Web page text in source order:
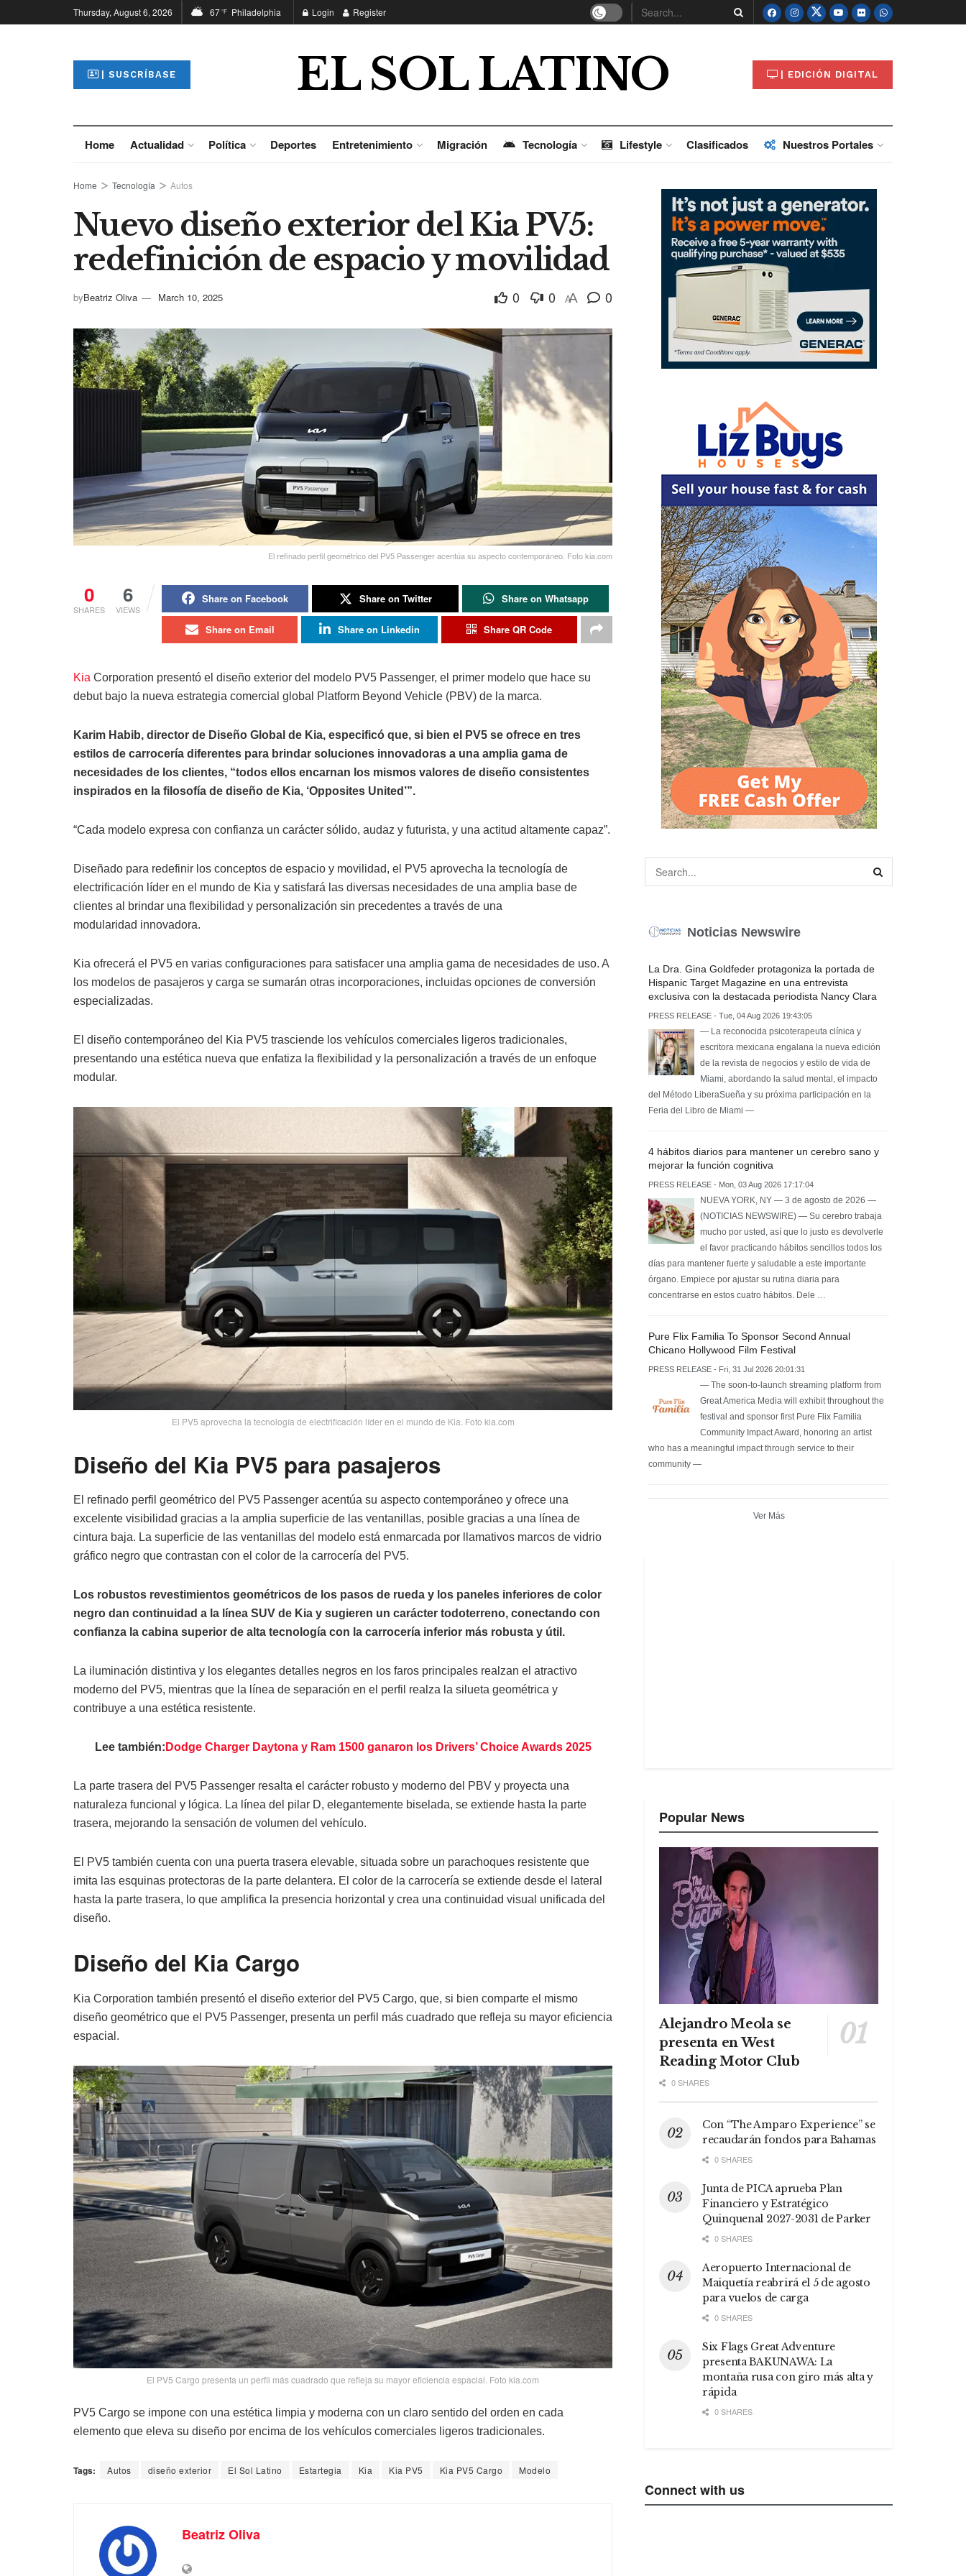
Thursday, August 6, 2026 67°F Philadelphia Login Register
| SUSCRÍBASE EL SOL LATINO | EDICIÓN DIGITAL
Home Actualidad Política Deportes Entretenimiento Migración Tecnología Lifestyle Clasificados Nuestros Portales
Home Tecnología Autos
Nuevo diseño exterior del Kia PV5:
redefinición de espacio y movilidad
byBeatriz Oliva March 10, 2025 0 0 AA 0
El refinado perfil geométrico del PV5 Passenger acentúa su aspecto contemporáneo. Foto kia.com
0
SHARES
6
VIEWS
Share on Facebook Share on Twitter Share on Whatsapp
Share on Email Share on Linkedin Share QR Code
Kia Corporation presentó el diseño exterior del modelo PV5 Passenger, el primer modelo que hace su
debut bajo la nueva estrategia comercial global Platform Beyond Vehicle (PBV) de la marca.
Karim Habib, director de Diseño Global de Kia, especificó que, si bien el PV5 se ofrece en tres
estilos de carrocería diferentes para brindar soluciones innovadoras a una amplia gama de
necesidades de los clientes, “todos ellos encarnan los mismos valores de diseño consistentes
inspirados en la filosofía de diseño de Kia, ‘Opposites United’”.
“Cada modelo expresa con confianza un carácter sólido, audaz y futurista, y una actitud altamente capaz”.
Diseñado para redefinir los conceptos de espacio y movilidad, el PV5 aprovecha la tecnología de
electrificación líder en el mundo de Kia y satisfará las diversas necesidades de una amplia base de
clientes al brindar una flexibilidad y personalización sin precedentes a través de una
modularidad innovadora.
Kia ofrecerá el PV5 en varias configuraciones para satisfacer una amplia gama de necesidades de uso. A
los modelos de pasajeros y carga se sumarán otras incorporaciones, incluidas opciones de conversión
especializadas.
El diseño contemporáneo del Kia PV5 trasciende los vehículos comerciales ligeros tradicionales,
presentando una estética nueva que enfatiza la flexibilidad y la personalización a través de un enfoque
modular.
El PV5 aprovecha la tecnología de electrificación líder en el mundo de Kia. Foto kia.com
Diseño del Kia PV5 para pasajeros
El refinado perfil geométrico del PV5 Passenger acentúa su aspecto contemporáneo y ofrece una
excelente visibilidad gracias a la amplia superficie de las ventanillas, posible gracias a una línea de
cintura baja. La superficie de las ventanillas del modelo está enmarcada por llamativos marcos de vidrio
gráfico negro que contrastan con el color de la carrocería del PV5.
Los robustos revestimientos geométricos de los pasos de rueda y los paneles inferiores de color
negro dan continuidad a la línea SUV de Kia y sugieren un carácter todoterreno, conectando con
confianza la cabina superior de alta tecnología con la carrocería inferior más robusta y útil.
La iluminación distintiva y los elegantes detalles negros en los faros principales realzan el atractivo
moderno del PV5, mientras que la línea de separación en el perfil realza la silueta geométrica y
contribuye a una estética resistente.
Lee también: Dodge Charger Daytona y Ram 1500 ganaron los Drivers’ Choice Awards 2025
La parte trasera del PV5 Passenger resalta el carácter robusto y moderno del PBV y proyecta una
naturaleza funcional y lógica. La línea del pilar D, elegantemente biselada, se extiende hasta la parte
trasera, mejorando la sensación de volumen del vehículo.
El PV5 también cuenta con una puerta trasera elevable, situada sobre un parachoques resistente que
imita las esquinas protectoras de la parte delantera. El color de la carrocería se extiende desde el lateral
hasta la parte trasera, lo que amplifica la presencia horizontal y crea una continuidad visual unificada del
diseño.
Diseño del Kia Cargo
Kia Corporation también presentó el diseño exterior del PV5 Cargo, que, si bien comparte el mismo
diseño geométrico que el PV5 Passenger, presenta un perfil más cuadrado que refleja su mayor eficiencia
espacial.
El PV5 Cargo presenta un perfil más cuadrado que refleja su mayor eficiencia espacial. Foto kia.com
PV5 Cargo se impone con una estética limpia y moderna con un claro sentido del orden en cada
elemento que eleva su diseño por encima de los vehículos comerciales ligeros tradicionales.
Tags: Autos diseño exterior El Sol Latino Estartegia Kia Kia PV5 Kia PV5 Cargo Modelo
Beatriz Oliva
Noticias Newswire
La Dra. Gina Goldfeder protagoniza la portada de
Hispanic Target Magazine en una entrevista
exclusiva con la destacada periodista Nancy Clara
PRESS RELEASE - Tue, 04 Aug 2026 19:43:05
— La reconocida psicoterapeuta clínica y
escritora mexicana engalana la nueva edición
de la revista de negocios y estilo de vida de
Miami, abordando la salud mental, el impacto
del Método LiberaSueña y su próxima participación en la
Feria del Libro de Miami —
4 hábitos diarios para mantener un cerebro sano y
mejorar la función cognitiva
PRESS RELEASE - Mon, 03 Aug 2026 17:17:04
NUEVA YORK, NY — 3 de agosto de 2026 —
(NOTICIAS NEWSWIRE) — Su cerebro trabaja
mucho por usted, así que lo justo es devolverle
el favor practicando hábitos sencillos todos los
días para mantener fuerte y saludable a este importante
órgano. Empiece por ajustar su rutina diaria para
concentrarse en estos cuatro hábitos. Dele …
Pure Flix Familia To Sponsor Second Annual
Chicano Hollywood Film Festival
PRESS RELEASE - Fri, 31 Jul 2026 20:01:31
— The soon-to-launch streaming platform from
Great America Media will exhibit throughout the
festival and sponsor first Pure Flix Familia
Community Impact Award, honoring an artist
who has a meaningful impact through service to their
community —
Ver Más
Popular News
Alejandro Meola se
presenta en West
Reading Motor Club
0 SHARES
Con “The Amparo Experience” se
recaudarán fondos para Bahamas
0 SHARES
Junta de PICA aprueba Plan
Financiero y Estratégico
Quinquenal 2027-2031 de Parker
0 SHARES
Aeropuerto Internacional de
Maiquetía reabrirá el 5 de agosto
para vuelos de carga
0 SHARES
Six Flags Great Adventure
presenta BAKUNAWA: La
montaña rusa con giro más alta y
rápida
0 SHARES
Connect with us